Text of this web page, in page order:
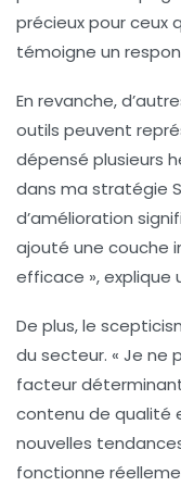
précieux pour ceux
témoigne un
En revanche,
outils peuvent
dépensé plusieurs
dans ma stratégie
d’amélioration
ajouté une couche
efficace », explique
De plus, le
du secteur. « Je ne
facteur déterminant
contenu de qualité
nouvelles
fonctionne